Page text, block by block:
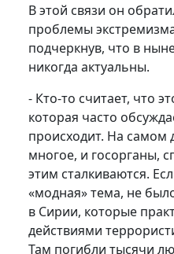
В этой связи он
проблемы
подчеркнув, что в
никогда актуальны.
- Кто-то считает, что
которая часто
происходит. На самом
многое, и госорганы,
этим сталкиваются.
«модная» тема, не
в Сирии, которые
действиями
Там погибли тысячи